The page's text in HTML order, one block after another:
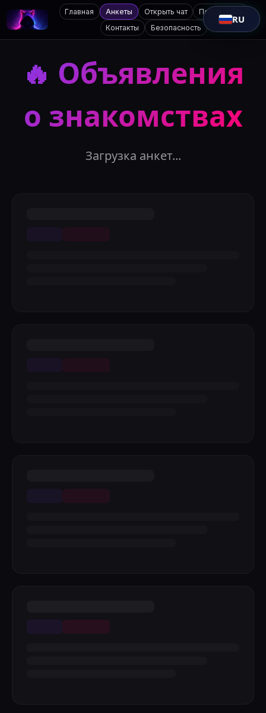
Главная Анкеты Открыть чат
Поддержка
Контакты
Безопасность
RU
🔥 Объявления
о знакомствах
Загрузка анкет...